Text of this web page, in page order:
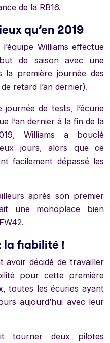
de la RB16.
qu’en 2019
Williams effectue
de saison avec une
la première journée des
retard l’an dernier).
de tests, l’écurie
l’an dernier à la fin de la
Williams a bouclé
jours, alors que ce
facilement dépassé les
après son premier
une monoplace bien
la fiabilité !
avoir décidé de travailler
pour cette première
toutes les écuries ayant
aujourd’hui avec leur
tourner deux pilotes